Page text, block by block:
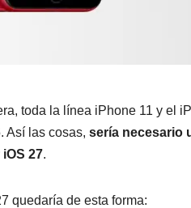
toda la línea iPhone 11 y el
Así las cosas, sería necesario
27.
quedaría de esta forma: